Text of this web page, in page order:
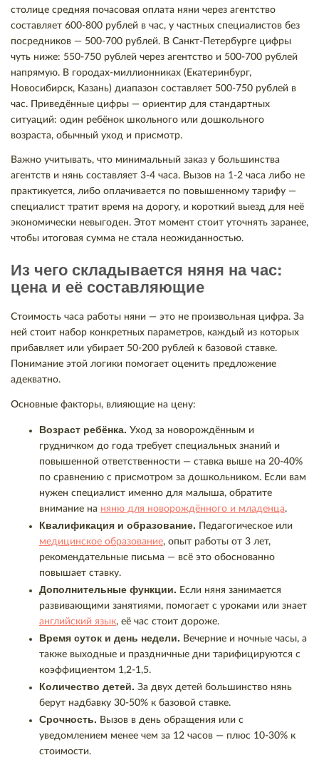
столице средняя почасовая оплата няни через агентство
составляет 600-800 рублей в час, у частных специалистов без
посредников — 500-700 рублей. В Санкт-Петербурге цифры
чуть ниже: 550-750 рублей через агентство и 500-700 рублей
напрямую. В городах-миллионниках (Екатеринбург,
Новосибирск, Казань) диапазон составляет 500-750 рублей в
час. Приведённые цифры — ориентир для стандартных
ситуаций: один ребёнок школьного или дошкольного
возраста, обычный уход и присмотр.
Важно учитывать, что минимальный заказ у большинства
агентств и нянь составляет 3-4 часа. Вызов на 1-2 часа либо не
практикуется, либо оплачивается по повышенному тарифу —
специалист тратит время на дорогу, и короткий выезд для неё
экономически невыгоден. Этот момент стоит уточнять заранее,
чтобы итоговая сумма не стала неожиданностью.
Из чего складывается няня на час:
цена и её составляющие
Стоимость часа работы няни — это не произвольная цифра. За
ней стоит набор конкретных параметров, каждый из которых
прибавляет или убирает 50-200 рублей к базовой ставке.
Понимание этой логики помогает оценить предложение
адекватно.
Основные факторы, влияющие на цену:
Возраст ребёнка. Уход за новорождённым и
грудничком до года требует специальных знаний и
повышенной ответственности — ставка выше на 20-40%
по сравнению с присмотром за дошкольником. Если вам
нужен специалист именно для малыша, обратите
внимание на няню для новорождённого и младенца.
Квалификация и образование. Педагогическое или
медицинское образование, опыт работы от 3 лет,
рекомендательные письма — всё это обоснованно
повышает ставку.
Дополнительные функции. Если няня занимается
развивающими занятиями, помогает с уроками или знает
английский язык, её час стоит дороже.
Время суток и день недели. Вечерние и ночные часы, а
также выходные и праздничные дни тарифицируются с
коэффициентом 1,2-1,5.
Количество детей. За двух детей большинство нянь
берут надбавку 30-50% к базовой ставке.
Срочность. Вызов в день обращения или с
уведомлением менее чем за 12 часов — плюс 10-30% к
стоимости.